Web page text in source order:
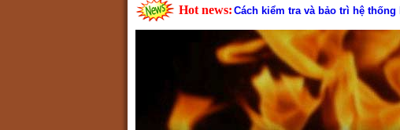
Hot news: Cách kiểm tra và bảo trì hệ
Tìm hiểu chi tiết về hệ thống báo
Các loại thang dây thoát hiểm
Thang dây thoát hiểm có tác
Cấu tạo đầu phun chữa cháy
Kim thu sét là gì? Cấu tạo,
Đầu phun chữa cháy là gì và
Đầu phun chữa cháy là gì ? Tìm
Lý do nên chọn hệ thống báo